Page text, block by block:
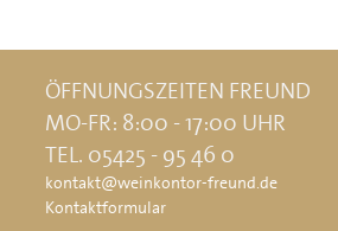
ÖFFNUNGSZEITEN FREUND
MO-FR: 8:00 - 17:00 UHR
TEL. 05425 - 95 46 0
kontakt@weinkontor-freund.de
Kontaktformular